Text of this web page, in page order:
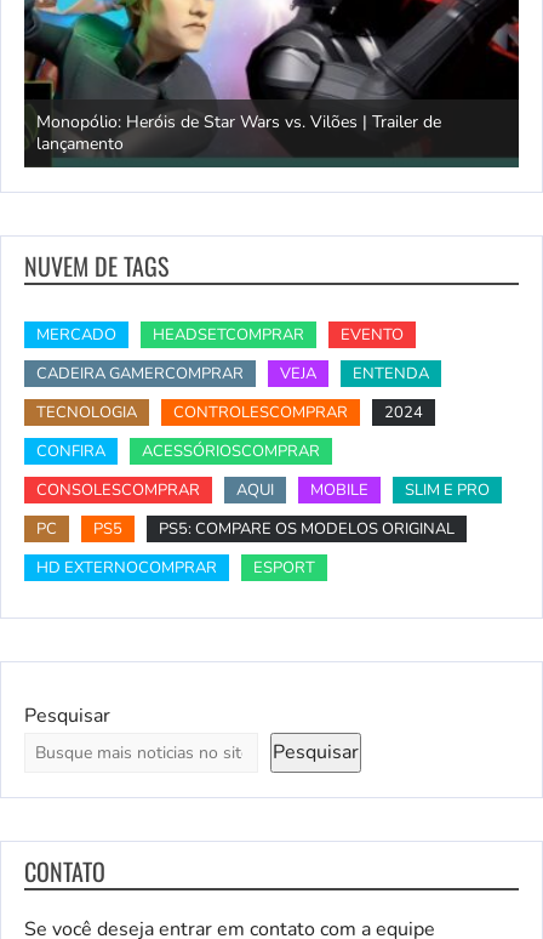
Monopólio: Heróis de Star Wars vs. Vilões | Trailer de
lançamento
NUVEM DE TAGS
MERCADO HEADSETCOMPRAR
EVENTO
CADEIRA GAMERCOMPRAR
VEJA
ENTENDA
TECNOLOGIA
CONTROLESCOMPRAR
2024
CONFIRA
ACESSÓRIOSCOMPRAR
CONSOLESCOMPRAR
AQUI MOBILE
SLIM E PRO
PC
PS5
PS5: COMPARE OS MODELOS ORIGINAL
HD EXTERNOCOMPRAR
ESPORT
Pesquisar
Pesquisar
CONTATO
Se você deseja entrar em contato com a equipe